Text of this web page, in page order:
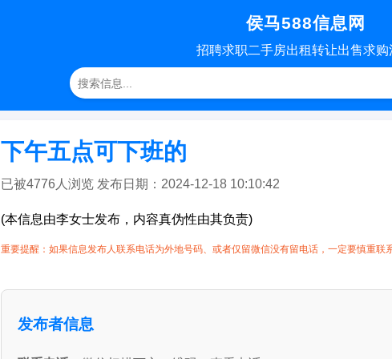
侯马588信息网
招聘求职二手房出租转让出售求购
下午五点可下班的
已被4776人浏览 发布日期：2024-12-18 10:10:42
(本信息由李女士发布，内容真伪性由其负责)
重要提醒：如果信息发布人联系电话为外地号码、或者仅留微信没有留电话，一定要慎重联
发布者信息